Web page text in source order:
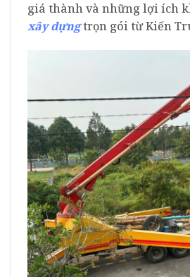
giá thành và những lợi ích
xây dựngtrọn gói từ Kiến